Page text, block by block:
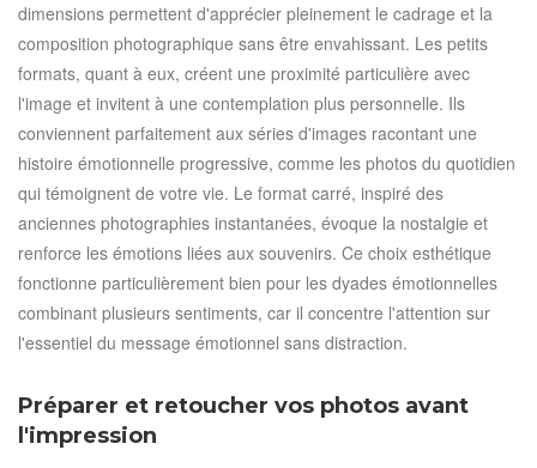
dimensions permettent d'apprécier pleinement le cadrage et la
composition photographique sans être envahissant. Les petits
formats, quant à eux, créent une proximité particulière avec
l'image et invitent à une contemplation plus personnelle. Ils
conviennent parfaitement aux séries d'images racontant une
histoire émotionnelle progressive, comme les photos du quotidien
qui témoignent de votre vie. Le format carré, inspiré des
anciennes photographies instantanées, évoque la nostalgie et
renforce les émotions liées aux souvenirs. Ce choix esthétique
fonctionne particulièrement bien pour les dyades émotionnelles
combinant plusieurs sentiments, car il concentre l'attention sur
l'essentiel du message émotionnel sans distraction.
Préparer et retoucher vos photos avant
l'impression